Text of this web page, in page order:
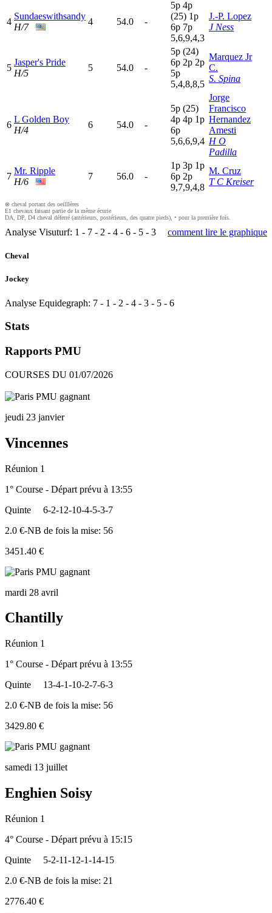
4
Sundaeswithsandy
H/7
4 54.0 -
5p 4p
(25) 1p
6p 7p
5,6,9,4,3
J.-P. Lopez
J Ness
5
Jasper's Pride
H/5
5 54.0 -
5p (24)
6p 2p 2p
5p
5,4,8,8,5
Marquez Jr
C.
S. Spina
6
L Golden Boy
H/4
6 54.0 -
5p (25)
4p 4p 1p
6p
5,6,6,9,4
Jorge
Francisco
Hernandez
Amesti
H O
Padilla
7
Mr. Ripple
H/6
7 56.0 -
1p 3p 1p
6p 2p
9,7,9,4,8
M. Cruz
T C Kreiser
⊗ cheval portant des oeilllères
E1 chevaux faisant partie de la même écurie
DA, DP, D4 cheval déferré (antérieurs, postérieurs, des quatre pieds), • pour la première fois.
Analyse Visuturf: 1 - 7 - 2 - 4 - 6 - 5 - 3 comment lire le graphique
Cheval
Jockey
Analyse Equidegraph: 7 - 1 - 2 - 4 - 3 - 5 - 6
Stats
Rapports PMU
COURSES DU 01/07/2026
jeudi 23 janvier
Vincennes
Réunion 1
1° Course - Départ prévu à 13:55
Quinte
6-2-12-10-4-5-3-7
2.0 €-NB de fois la mise: 56
3451.40 €
mardi 28 avril
Chantilly
Réunion 1
1° Course - Départ prévu à 13:55
Quinte
13-4-1-10-2-7-6-3
2.0 €-NB de fois la mise: 56
3429.80 €
samedi 13 juillet
Enghien Soisy
Réunion 1
4° Course - Départ prévu à 15:15
Quinte
5-2-11-12-1-14-15
2.0 €-NB de fois la mise: 21
2776.40 €